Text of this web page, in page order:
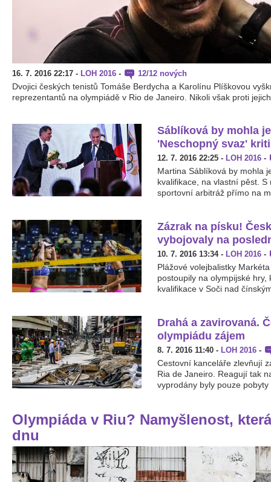
16. 7. 2016 22:17 - LOH 2016 - 12/12 nových
Dvojici českých tenistů Tomáše Berdycha a Karolínu Plíškovou
reprezentantů na olympiádě v Rio de Janeiro. Nikoli však proti
Sáblíková by mohla
'Neschopný svaz'
12. 7. 2016 22:25 - LOH 2016 -
Martina Sáblíková by mohla
kvalifikace, na vlastní pěst.
sportovní arbitráž přímo na
Zázrak na písku!
vybojovaly na
10. 7. 2016 13:34- LOH 2016 -
Plážové volejbalistky
postoupily na olympijské
kvalifikace v Soči nad
Drahá a zavirovaná.
olympiádu zájem
8. 7. 2016 11:40 - LOH 2016 -
Cestovní kanceláře zlevňují
Ria de Janeiro. Reagují tak
vyprodány byly pouze
Olympiáda v Riu? Namyšlenost,
dnu